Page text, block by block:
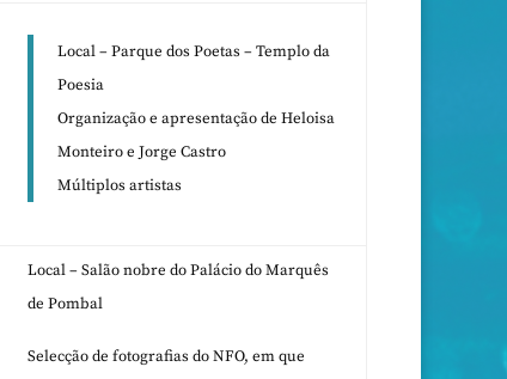
Local – Parque dos Poetas – Templo da
Poesia
Organização e apresentação de Heloisa
Monteiro e Jorge Castro
Múltiplos artistas
Local – Salão nobre do Palácio do Marquês
de Pombal
Selecção de fotografias do NFO, em que